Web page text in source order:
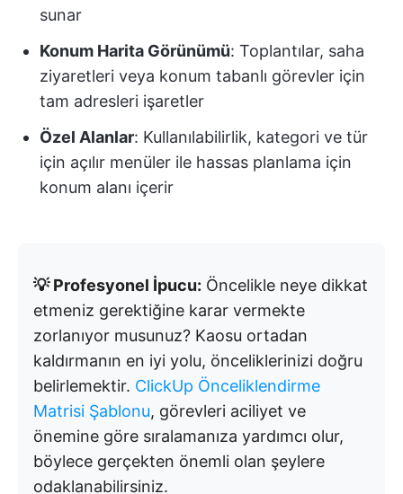
sunar
Konum Harita Görünümü: Toplantılar, saha
ziyaretleri veya konum tabanlı görevler için
tam adresleri işaretler
Özel Alanlar: Kullanılabilirlik, kategori ve tür
için açılır menüler ile hassas planlama için
konum alanı içerir
💡 Profesyonel İpucu: Öncelikle neye dikkat
etmeniz gerektiğine karar vermekte
zorlanıyor musunuz? Kaosu ortadan
kaldırmanın en iyi yolu, önceliklerinizi doğru
belirlemektir. ClickUp Önceliklendirme
Matrisi Şablonu, görevleri aciliyet ve
önemine göre sıralamanıza yardımcı olur,
böylece gerçekten önemli olan şeylere
odaklanabilirsiniz.